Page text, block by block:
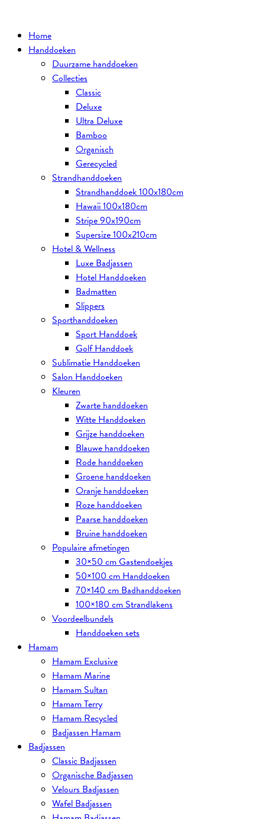
inhoud
Home
Handdoeken
Duurzame handdoeken
Collecties
Classic
Deluxe
Ultra Deluxe
Bamboo
Organisch
Gerecycled
Strandhanddoeken
Strandhanddoek 100x180cm
Hawaii 100x180cm
Stripe 90x190cm
Supersize 100x210cm
Hotel & Wellness
Luxe Badjassen
Hotel Handdoeken
Badmatten
Slippers
Sporthanddoeken
Sport Handdoek
Golf Handdoek
Sublimatie Handdoeken
Salon Handdoeken
Kleuren
Zwarte handdoeken
Witte Handdoeken
Grijze handdoeken
Blauwe handdoeken
Rode handdoeken
Groene handdoeken
Oranje handdoeken
Roze handdoeken
Paarse handdoeken
Bruine handdoeken
Populaire afmetingen
30×50 cm Gastendoekjes
50×100 cm Handdoeken
70×140 cm Badhanddoeken
100×180 cm Strandlakens
Voordeelbundels
Handdoeken sets
Hamam
Hamam Exclusive
Hamam Marine
Hamam Sultan
Hamam Terry
Hamam Recycled
Badjassen Hamam
Badjassen
Classic Badjassen
Organische Badjassen
Velours Badjassen
Wafel Badjassen